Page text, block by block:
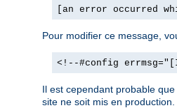
[an error occurred
Pour modifier ce message,
<!--#config
Il est cependant probable
site ne soit mis en